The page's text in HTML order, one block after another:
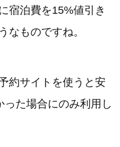
宿泊費を15%値引き
なものですね。
約サイトを使うと安
た場合にのみ利用し